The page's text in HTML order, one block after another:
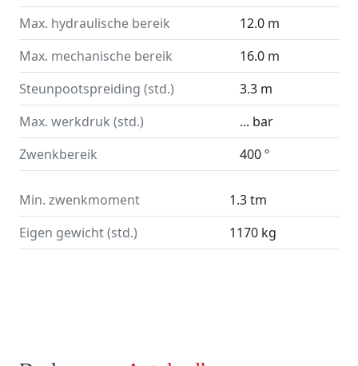
Max. hydraulische bereik
12.0 m
Max. mechanische bereik
16.0 m
Steunpootspreiding (std.)
3.3 m
Max. werkdruk (std.)
... bar
Zwenkbereik
400 º
Min. zwenkmoment
1.3 tm
Eigen gewicht (std.)
1170 kg